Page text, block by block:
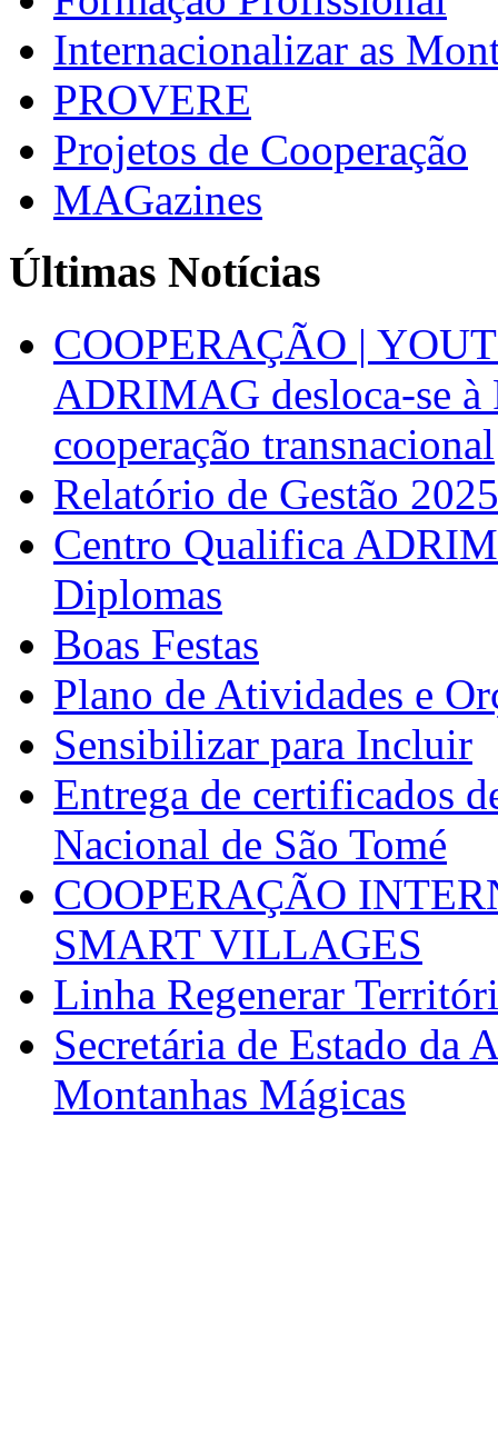
Internacionalizar as
PROVERE
Projetos de Cooperação
MAGazines
Últimas Notícias
COOPERAÇÃO |
ADRIMAG desloca-se
cooperação transnacional
Relatório de Gestão 2025
Centro Qualifica
Diplomas
Boas Festas
Plano de Atividades e
Sensibilizar para Incluir
Entrega de certificados
Nacional de São Tomé
COOPERAÇÃO
SMART VILLAGES
Linha Regenerar
Secretária de Estado da
Montanhas Mágicas